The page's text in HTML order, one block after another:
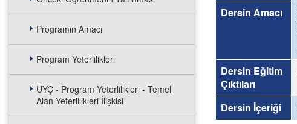
Programın Amacı
Program Yeterlilikleri
UYÇ - Program Yeterlilikleri - Temel
Alan Yeterlilikleri İlişkisi
Dersin Amacı
Dersin Eğitim
Çıktıları
Dersin İçeriği